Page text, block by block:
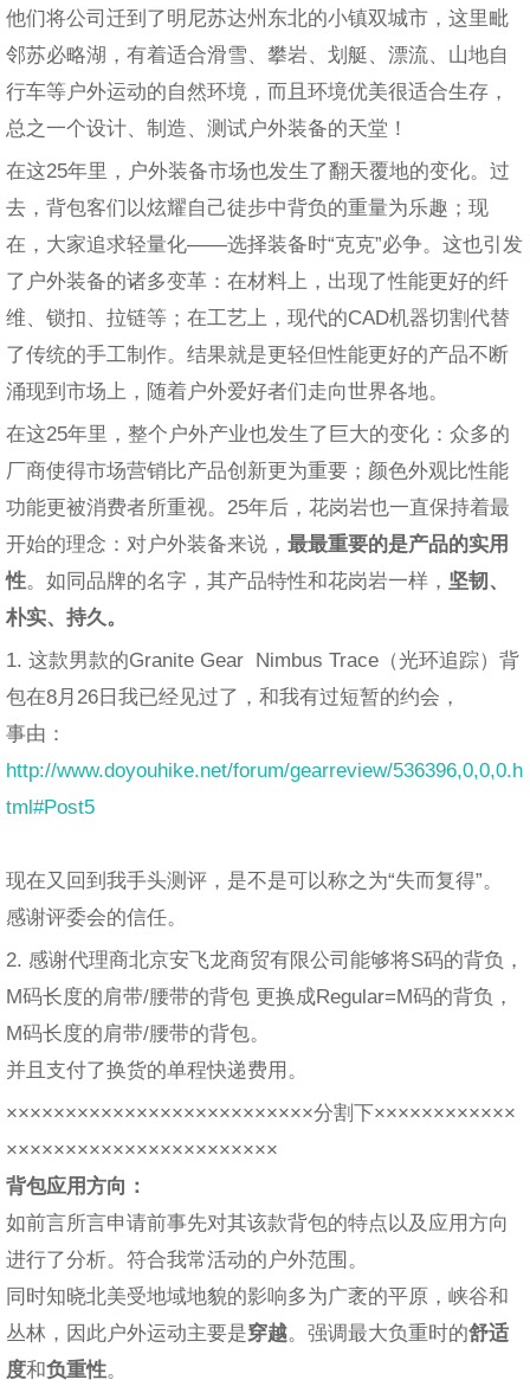
他们将公司迁到了明尼苏达州东北的小镇双城市，这里毗
邻苏必略湖，有着适合滑雪、攀岩、划艇、漂流、山地自
行车等户外运动的自然环境，而且环境优美很适合生存，
总之一个设计、制造、测试户外装备的天堂！
在这25年里，户外装备市场也发生了翻天覆地的变化。过
去，背包客们以炫耀自己徒步中背负的重量为乐趣；现
在，大家追求轻量化——选择装备时“克克”必争。这也引发
了户外装备的诸多变革：在材料上，出现了性能更好的纤
维、锁扣、拉链等；在工艺上，现代的CAD机器切割代替
了传统的手工制作。结果就是更轻但性能更好的产品不断
涌现到市场上，随着户外爱好者们走向世界各地。
在这25年里，整个户外产业也发生了巨大的变化：众多的
厂商使得市场营销比产品创新更为重要；颜色外观比性能
功能更被消费者所重视。25年后，花岗岩也一直保持着最
开始的理念：对户外装备来说， 最最重要的是产品的实用
性。如同品牌的名字，其产品特性和花岗岩一样， 坚韧、
朴实、持久。
1. 这款男款的Granite Gear Nimbus Trace（光环追踪）背
包在8月26日我已经见过了，和我有过短暂的约会，
事由：
http://www.doyouhike.net/forum/gearreview/536396,0,0,0.h
tml#Post5
现在又回到我手头测评，是不是可以称之为“失而复得”。
感谢评委会的信任。
2. 感谢代理商北京安飞龙商贸有限公司能够将S码的背负，
M码长度的肩带/腰带的背包 更换成Regular=M码的背负，
M码长度的肩带/腰带的背包。
并且支付了换货的单程快递费用。
××××××××××××××××××××××××××分割下××××××××××××
×××××××××××××××××××××××
背包应用方向：
如前言所言申请前事先对其该款背包的特点以及应用方向
进行了分析。符合我常活动的户外范围。
同时知晓北美受地域地貌的影响多为广袤的平原，峡谷和
丛林，因此户外运动主要是穿越。强调最大负重时的舒适
度和负重性。